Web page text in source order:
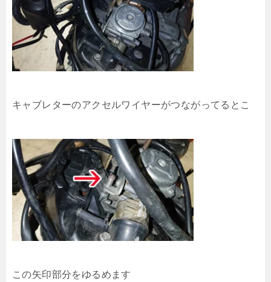
キャブレターのアクセルワイヤーがつながってるとこ
この矢印部分をゆるめます